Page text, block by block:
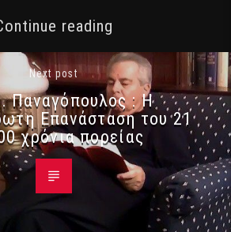
reading
Next post
Παναγόπουλος : Η
Επανάσταση του 21
χρόνια πορείας